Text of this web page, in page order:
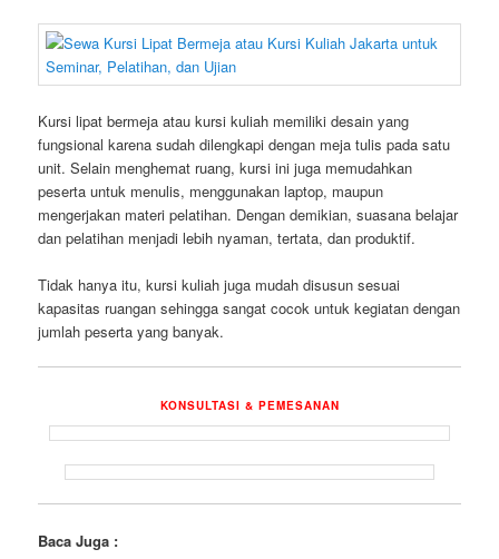
Kursi lipat bermeja atau kursi kuliah memiliki desain yang
fungsional karena sudah dilengkapi dengan meja tulis pada satu
unit. Selain menghemat ruang, kursi ini juga memudahkan
peserta untuk menulis, menggunakan laptop, maupun
mengerjakan materi pelatihan. Dengan demikian, suasana belajar
dan pelatihan menjadi lebih nyaman, tertata, dan produktif.
Tidak hanya itu, kursi kuliah juga mudah disusun sesuai
kapasitas ruangan sehingga sangat cocok untuk kegiatan dengan
jumlah peserta yang banyak.
KONSULTASI & PEMESANAN
Baca Juga :